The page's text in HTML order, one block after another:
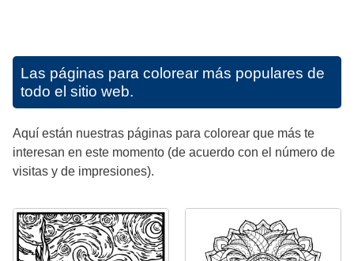
Las páginas para colorear más populares de
todo el sitio web.
Aquí están nuestras páginas para colorear que más te
interesan en este momento (de acuerdo con el número de
visitas y de impresiones).